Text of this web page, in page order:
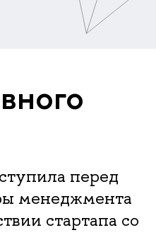
перед
менеджмента
стартапа со